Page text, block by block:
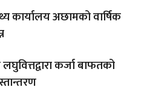
कार्यालय अछामको वार्षिक
कर्जा बाफतको